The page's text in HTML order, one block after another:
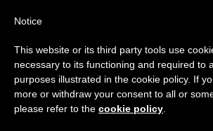
الهدايا لأطفال لبنانيين
وسوريين
Notice
This website or its third party tools use
necessary to its functioning and required to
purposes illustrated in the cookie policy. If
more or withdraw your consent to all or
please refer to the cookie policy